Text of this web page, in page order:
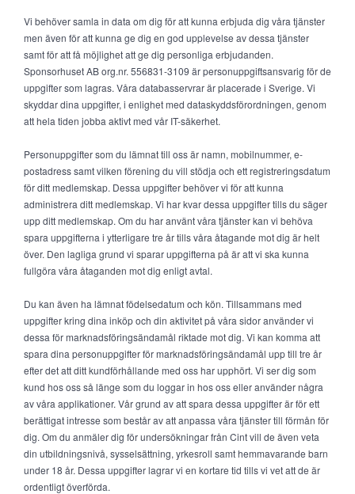
Vi behöver samla in data om dig för att kunna erbjuda dig våra tjänster
men även för att kunna ge dig en god upplevelse av dessa tjänster
samt för att få möjlighet att ge dig personliga erbjudanden.
Sponsorhuset AB org.nr. 556831-3109 är personuppgiftsansvarig för de
uppgifter som lagras. Våra databasservrar är placerade i Sverige. Vi
skyddar dina uppgifter, i enlighet med dataskyddsförordningen, genom
att hela tiden jobba aktivt med vår IT-säkerhet.
Personuppgifter som du lämnat till oss är namn, mobilnummer, e-
postadress samt vilken förening du vill stödja och ett registreringsdatum
för ditt medlemskap. Dessa uppgifter behöver vi för att kunna
administrera ditt medlemskap. Vi har kvar dessa uppgifter tills du säger
upp ditt medlemskap. Om du har använt våra tjänster kan vi behöva
spara uppgifterna i ytterligare tre år tills våra åtagande mot dig är helt
över. Den lagliga grund vi sparar uppgifterna på är att vi ska kunna
fullgöra våra åtaganden mot dig enligt avtal.
Du kan även ha lämnat födelsedatum och kön. Tillsammans med
uppgifter kring dina inköp och din aktivitet på våra sidor använder vi
dessa för marknadsföringsändamål riktade mot dig. Vi kan komma att
spara dina personuppgifter för marknadsföringsändamål upp till tre år
efter det att ditt kundförhållande med oss har upphört. Vi ser dig som
kund hos oss så länge som du loggar in hos oss eller använder några
av våra applikationer. Vår grund av att spara dessa uppgifter är för ett
berättigat intresse som består av att anpassa våra tjänster till förmån för
dig. Om du anmäler dig för undersökningar från Cint vill de även veta
din utbildningsnivå, sysselsättning, yrkesroll samt hemmavarande barn
under 18 år. Dessa uppgifter lagrar vi en kortare tid tills vi vet att de är
ordentligt överförda.